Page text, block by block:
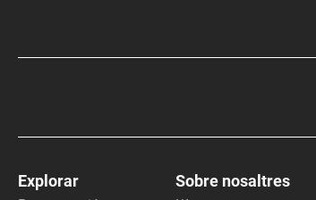
Explorar Sobre nosaltres